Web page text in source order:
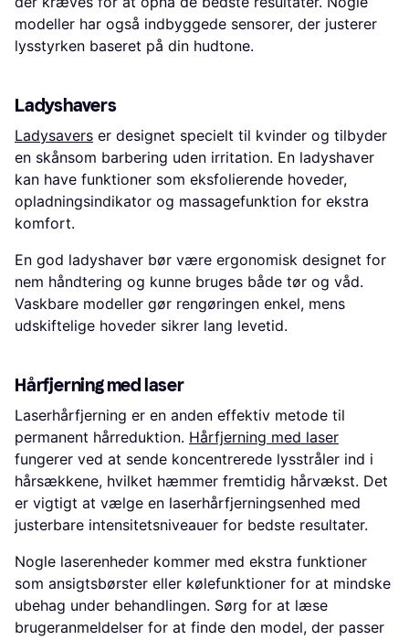
modeller har også indbyggede sensorer, der justerer
lysstyrken baseret på din hudtone.
Ladyshavers
Ladysavers er designet specielt til kvinder og tilbyder
en skånsom barbering uden irritation. En ladyshaver
kan have funktioner som eksfolierende hoveder,
opladningsindikator og massagefunktion for ekstra
komfort.
En god ladyshaver bør være ergonomisk designet for
nem håndtering og kunne bruges både tør og våd.
Vaskbare modeller gør rengøringen enkel, mens
udskiftelige hoveder sikrer lang levetid.
Hårfjerning med laser
Laserhårfjerning er en anden effektiv metode til
permanent hårreduktion. Hårfjerning med laser
fungerer ved at sende koncentrerede lysstråler ind i
hårsækkene, hvilket hæmmer fremtidig hårvækst. Det
er vigtigt at vælge en laserhårfjerningsenhed med
justerbare intensitetsniveauer for bedste resultater.
Nogle laserenheder kommer med ekstra funktioner
som ansigtsbørster eller kølefunktioner for at mindske
ubehag under behandlingen. Sørg for at læse
brugeranmeldelser for at finde den model, der passer